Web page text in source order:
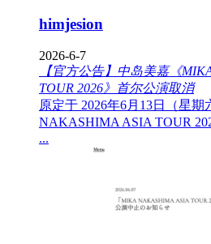
himjesion
2026-6-7
【官方公告】中岛美嘉《
TOUR 2026》首尔公演取消
原定于 2026年6月13日（星
NAKASHIMA ASIA TOUR
...